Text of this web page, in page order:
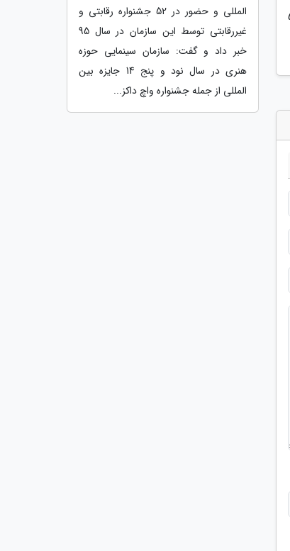
المللی و حضور در 52 جشنواره رقابتی و
غیررقابتی توسط این سازمان در سال 95
خبر داد و گفت: سازمان سینمایی حوزه
هنری در سال نود و پنج 14 جایزه بین
المللی از جمله جشنواره واچ داکز...